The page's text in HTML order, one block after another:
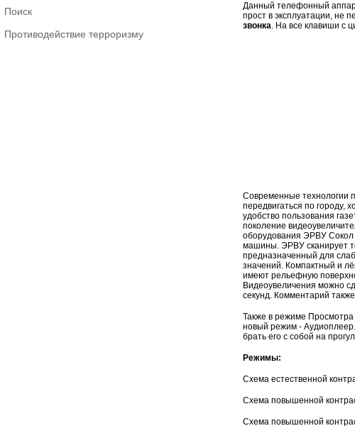
Поиск
Противодействие терроризму
Данный телефонный
прост в эксплуатации, не
звонка. На все клавиши с
Современные технологии
передвигаться по городу,
удобство пользования
поколение
оборудования ЭРВУ Сокол
машины. ЭРВУ сканирует
предназначенный для
значений. Компактный и
имеют рельефную
Видеоувеличения можно
секунд. Комментарий
Также в режиме
новый режим -
брать его с собой на
Режимы:
Схема естественной
Схема повышенной
Схема повышенной